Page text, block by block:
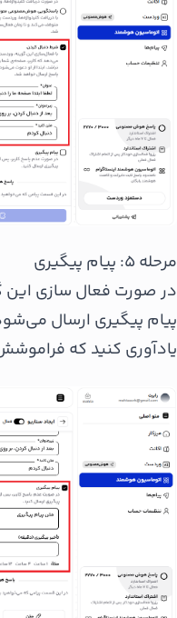
مرحله ۵: پیام پیگیری
در صورت فعال سازی این
پیام پیگیری ارسال
یادآوری کنید که